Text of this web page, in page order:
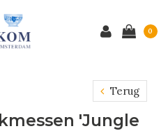
0
Terug
'Jungle